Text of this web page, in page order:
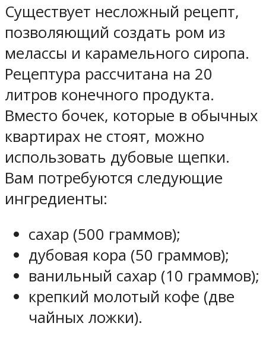
Существует несложный рецепт,
позволяющий создать ром из
мелассы и карамельного сиропа.
Рецептура рассчитана на 20
литров конечного продукта.
Вместо бочек, которые в обычных
квартирах не стоят, можно
использовать дубовые щепки.
Вам потребуются следующие
ингредиенты:
сахар (500 граммов);
дубовая кора (50 граммов);
ванильный сахар (10 граммов);
крепкий молотый кофе (две
чайных ложки).